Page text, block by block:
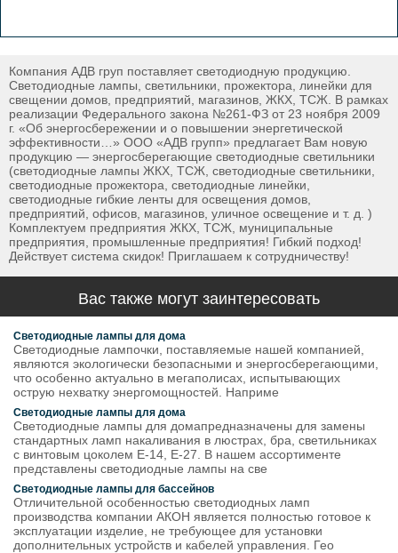
Компания АДВ груп поставляет светодиодную продукцию.
Светодиодные лампы, светильники, прожектора, линейки для
свещении домов, предприятий, магазинов, ЖКХ, ТСЖ. В рамках
реализации Федерального закона №261-ФЗ от 23 ноября 2009
г. «Об энергосбережении и о повышении энергетической
эффективности…» ООО «АДВ групп» предлагает Вам новую
продукцию — энергосберегающие светодиодные светильники
(светодиодные лампы ЖКХ, ТСЖ, светодиодные светильники,
светодиодные прожектора, светодиодные линейки,
светодиодные гибкие ленты для освещения домов,
предприятий, офисов, магазинов, уличное освещение и т. д. )
Комплектуем предприятия ЖКХ, ТСЖ, муниципальные
предприятия, промышленные предприятия! Гибкий подход!
Действует система скидок! Приглашаем к сотрудничеству!
Вас также могут заинтересовать
Светодиодные лампы для дома
Светодиодные лампочки, поставляемые нашей компанией,
являются экологически безопасными и энергосберегающими,
что особенно актуально в мегаполисах, испытывающих
острую нехватку энергомощностей. Наприме
Светодиодные лампы для дома
Светодиодные лампы для домапредназначены для замены
стандартных ламп накаливания в люстрах, бра, светильниках
с винтовым цоколем E-14, E-27. В нашем ассортименте
представлены светодиодные лампы на све
Светодиодные лампы для бассейнов
Отличительной особенностью светодиодных ламп
производства компании АКОН является полностью готовое к
эксплуатации изделие, не требующее для установки
дополнительных устройств и кабелей управления. Гео